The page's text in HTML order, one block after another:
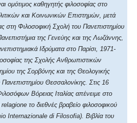
ομότιμος καθηγητής φιλοσοφίας στο
και Κοινωνικών Επιστημών, μετά
στη Φιλοσοφική Σχολή του Πανεπιστημίου
της Γενεύης και της Λωζάννης,
Ιδρύματα στο Παρίσι, 1971-
της Σχολής Ανθρωπιστικών
της Σορβόνης και της Θεολογικής
Πανεπιστημίου Θεσσαλονίκης. Στις 16
Βόρειας Ιταλίας απένειμε στο
το διεθνές βραβείο φιλοσοφικού
Internazionale di Filosofia). Βιβλία του